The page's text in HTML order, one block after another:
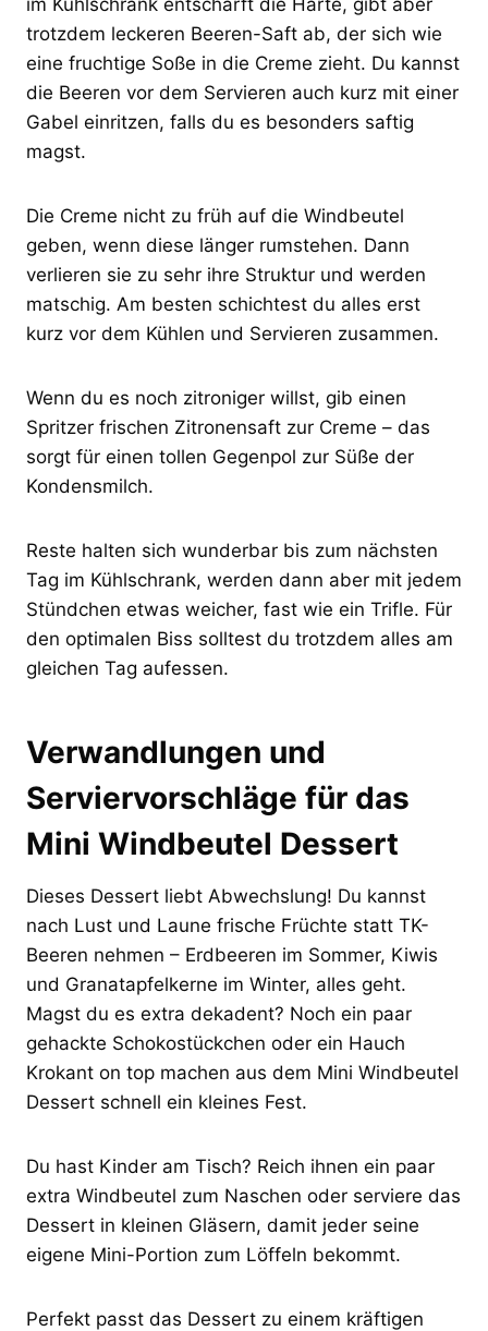
trotzdem leckeren Beeren-Saft ab, der sich wie
eine fruchtige Soße in die Creme zieht. Du kannst
die Beeren vor dem Servieren auch kurz mit einer
Gabel einritzen, falls du es besonders saftig
magst.
Die Creme nicht zu früh auf die Windbeutel
geben, wenn diese länger rumstehen. Dann
verlieren sie zu sehr ihre Struktur und werden
matschig. Am besten schichtest du alles erst
kurz vor dem Kühlen und Servieren zusammen.
Wenn du es noch zitroniger willst, gib einen
Spritzer frischen Zitronensaft zur Creme – das
sorgt für einen tollen Gegenpol zur Süße der
Kondensmilch.
Reste halten sich wunderbar bis zum nächsten
Tag im Kühlschrank, werden dann aber mit jedem
Stündchen etwas weicher, fast wie ein Trifle. Für
den optimalen Biss solltest du trotzdem alles am
gleichen Tag aufessen.
Verwandlungen und
Serviervorschläge für das
Mini Windbeutel Dessert
Dieses Dessert liebt Abwechslung! Du kannst
nach Lust und Laune frische Früchte statt TK-
Beeren nehmen – Erdbeeren im Sommer, Kiwis
und Granatapfelkerne im Winter, alles geht.
Magst du es extra dekadent? Noch ein paar
gehackte Schokostückchen oder ein Hauch
Krokant on top machen aus dem Mini Windbeutel
Dessert schnell ein kleines Fest.
Du hast Kinder am Tisch? Reich ihnen ein paar
extra Windbeutel zum Naschen oder serviere das
Dessert in kleinen Gläsern, damit jeder seine
eigene Mini-Portion zum Löffeln bekommt.
Perfekt passt das Dessert zu einem kräftigen